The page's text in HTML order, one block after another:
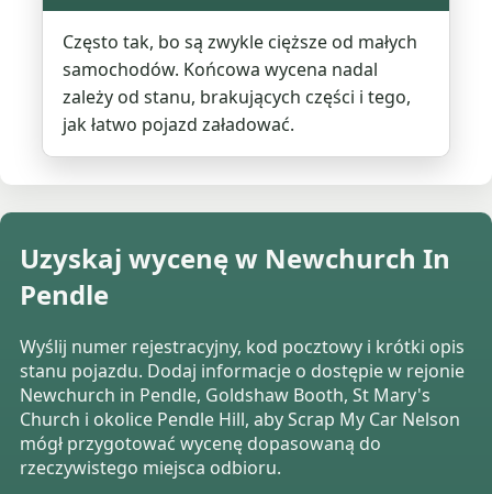
Często tak, bo są zwykle cięższe od małych
samochodów. Końcowa wycena nadal
zależy od stanu, brakujących części i tego,
jak łatwo pojazd załadować.
Uzyskaj wycenę w Newchurch In
Pendle
Wyślij numer rejestracyjny, kod pocztowy i krótki opis
stanu pojazdu. Dodaj informacje o dostępie w rejonie
Newchurch in Pendle, Goldshaw Booth, St Mary's
Church i okolice Pendle Hill, aby Scrap My Car Nelson
mógł przygotować wycenę dopasowaną do
rzeczywistego miejsca odbioru.